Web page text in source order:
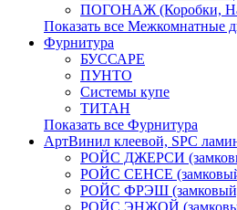
ПОГОНАЖ (Коробки,
Показать все Межкомнатные
Фурнитура
БУССАРЕ
ПУНТО
Системы купе
ТИТАН
Показать все Фурнитура
АртВинил клеевой, SPC
РОЙС ДЖЕРСИ
РОЙС СЕНСЕ
РОЙС ФРЭШ
РОЙС ЭНЖОЙ